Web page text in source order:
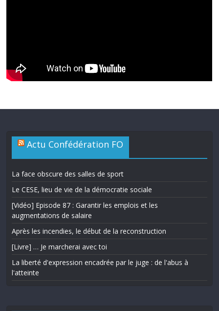
Actu Confédération FO
La face obscure des salles de sport
Le CESE, lieu de vie de la démocratie sociale
[Vidéo] Episode 87 : Garantir les emplois et les
augmentations de salaire
Après les incendies, le début de la reconstruction
[Livre] … Je marcherai avec toi
La liberté d'expression encadrée par le juge : de l'abus à
l'atteinte